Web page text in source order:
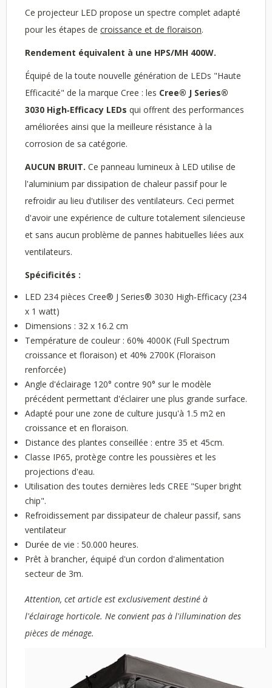
Ce projecteur LED propose un spectre complet adapté
pour les étapes de croissance et de floraison.
Rendement équivalent à une HPS/MH 400W.
Équipé de la toute nouvelle génération de LEDs "Haute
Efficacité" de la marque Cree : les Cree® J Series®
3030 High‑Efficacy LEDs qui offrent des performances
améliorées ainsi que la meilleure résistance à la
corrosion de sa catégorie.
AUCUN BRUIT. Ce panneau lumineux à LED utilise de
l'aluminium par dissipation de chaleur passif pour le
refroidir au lieu d'utiliser des ventilateurs. Ceci permet
d'avoir une expérience de culture totalement silencieuse
et sans aucun problème de pannes habituelles liées aux
ventilateurs.
Spécificités :
LED 234 pièces Cree® J Series® 3030 High‑Efficacy (234
x 1 watt)
Dimensions : 32 x 16.2 cm
Température de couleur : 60% 4000K (Full Spectrum
croissance et floraison) et 40% 2700K (Floraison
renforcée)
Angle d'éclairage 120° contre 90° sur le modèle
précédent permettant d'éclairer une plus grande surface.
Adapté pour une zone de culture jusqu'à 1.5 m2 en
croissance et en floraison.
Distance des plantes conseillée : entre 35 et 45cm.
Classe IP65, protège contre les poussières et les
projections d'eau.
Utilisation des toutes dernières leds CREE "Super bright
chip".
Refroidissement par dissipateur de chaleur passif, sans
ventilateur
Durée de vie : 50.000 heures.
Prêt à brancher, équipé d'un cordon d'alimentation
secteur de 3m.
Attention, cet article est exclusivement destiné à
l'éclairage horticole. Ne convient pas à l'illumination des
pièces de ménage.